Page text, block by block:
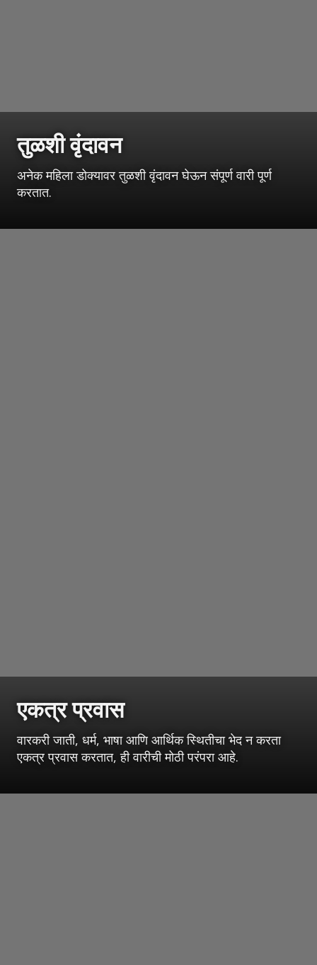
तुळशी वृंदावन
अनेक महिला डोक्यावर तुळशी वृंदावन घेऊन संपूर्ण वारी पूर्ण
करतात.
एकत्र प्रवास
वारकरी जाती, धर्म, भाषा आणि आर्थिक स्थितीचा भेद न करता
एकत्र प्रवास करतात, ही वारीची मोठी परंपरा आहे.